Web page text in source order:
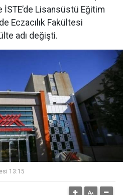
İSTE’de Lisansüstü Eğitim
Eczacılık Fakültesi
adı değişti.
13:15